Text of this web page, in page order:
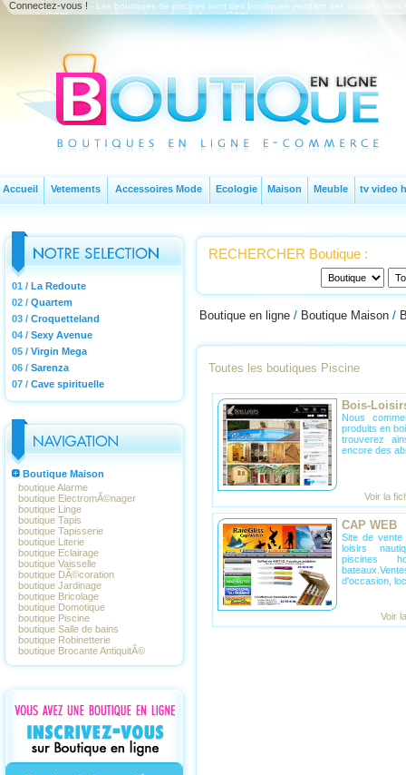
Connectez-vous ! - Les boutiques de piscines sont des boutiques vendant des piscines
spas et dâ€™autres systÃ¨mes de confort Ã base dâ€™eau. Les magasins de piscine,
Accueil Vetements Accessoires Mode Ecologie Maison Meuble tv video
01 / La Redoute
02 / Quartem
03 / Croquetteland
04 / Sexy Avenue
05 / Virgin Mega
06 / Sarenza
07 / Cave spirituelle
Boutique Maison
boutique Alarme
boutique ElectromÃ©nager
boutique Linge
boutique Tapis
boutique Tapisserie
boutique Literie
boutique Eclairage
boutique Vaisselle
boutique DÃ©coration
boutique Jardinage
boutique Bricolage
boutique Domotique
boutique Piscine
boutique Salle de bains
boutique Robinetterie
boutique Brocante AntiquitÃ©
RECHERCHER Boutique :
Boutique en ligne / Boutique Maison /
Toutes les boutiques Piscine
Bois-
Nous
produits en
trouverez
encore des
Voir la
CAP WEB
Site de
loisirs
piscines
d'occasion,
Voir